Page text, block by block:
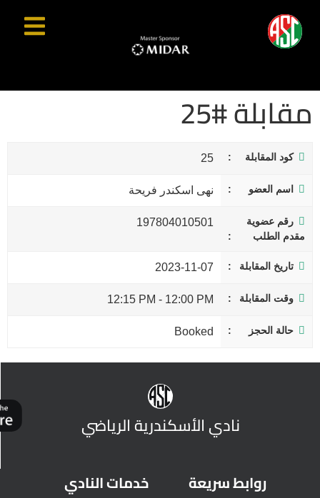
مقابلة #25
كود المقابلة 25
اسم العضو نهى اسكندر فريحة
رقم عضوية
مقدم الطلب
197804010501
تاريخ المقابلة 2023-11-07
وقت المقابلة 12:00 PM
-
12:15 PM
حالة الحجز Booked
نادي الأسكندرية الرياضي
روابط سريعة خدمات النادي